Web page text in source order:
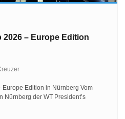
2026 – Europe Edition
Europe Edition in Nürnberg Vom
Nürnberg der WT President’s